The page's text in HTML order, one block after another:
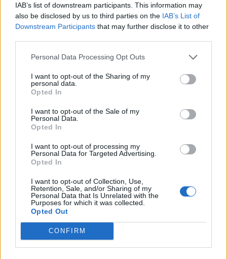
IAB’s list of downstream participants. This information may
also be disclosed by us to third parties on the IAB’s List of
Downstream Participants that may further disclose it to other
Personal Data Processing Opt Outs
I want to opt-out of the Sharing of my
personal data.
Opted In
I want to opt-out of the Sale of my
Personal Data.
Opted In
I want to opt-out of processing my
Personal Data for Targeted Advertising.
Opted In
I want to opt-out of Collection, Use,
Retention, Sale, and/or Sharing of my
Personal Data that Is Unrelated with the
Purposes for which it was collected.
Opted Out
CONFIRM
kivezetéssel is összekötne a cég.
A halasztás oka a fő tulajdonos East European Food Fund
(EEFF) kérése volt, mivel az alapnak a sajátrészvény
vásárlás esetén nyilvános ajánlatot kellene adnia a többi
felhatalmazása a jelen lévő képviselőnek. A most
félbeszakadt közgyűlést 2001. október 10-én 10 órai
A keresett cikk a portfolio.hu hírarchívumához
tartozik, melynek olvasása előfizetéses
regisztrációhoz kötött.
Az előfizetés a következőket tartalmazza:
Portfolio.hu teljes cikkarchívum
Kötéslisták: BÉT elmúlt 2 év napon belüli
kötéslistái